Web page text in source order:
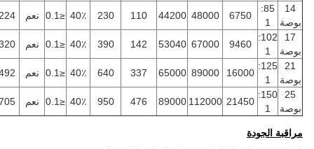
14
بوصة
85:
6750
48000
44200
110
230 40٪ ≤0.1 نعم
224
17
بوصة
102:
9460
67000
53040
142
390 40٪ ≤0.1 نعم
320
21
بوصة
16000
89000
65000
337
640 40٪ ≤0.1 نعم
492
25
بوصة
150:
21450
112000
89000
476
950 40٪ ≤0.1 نعم 705
مراقبة الجودة